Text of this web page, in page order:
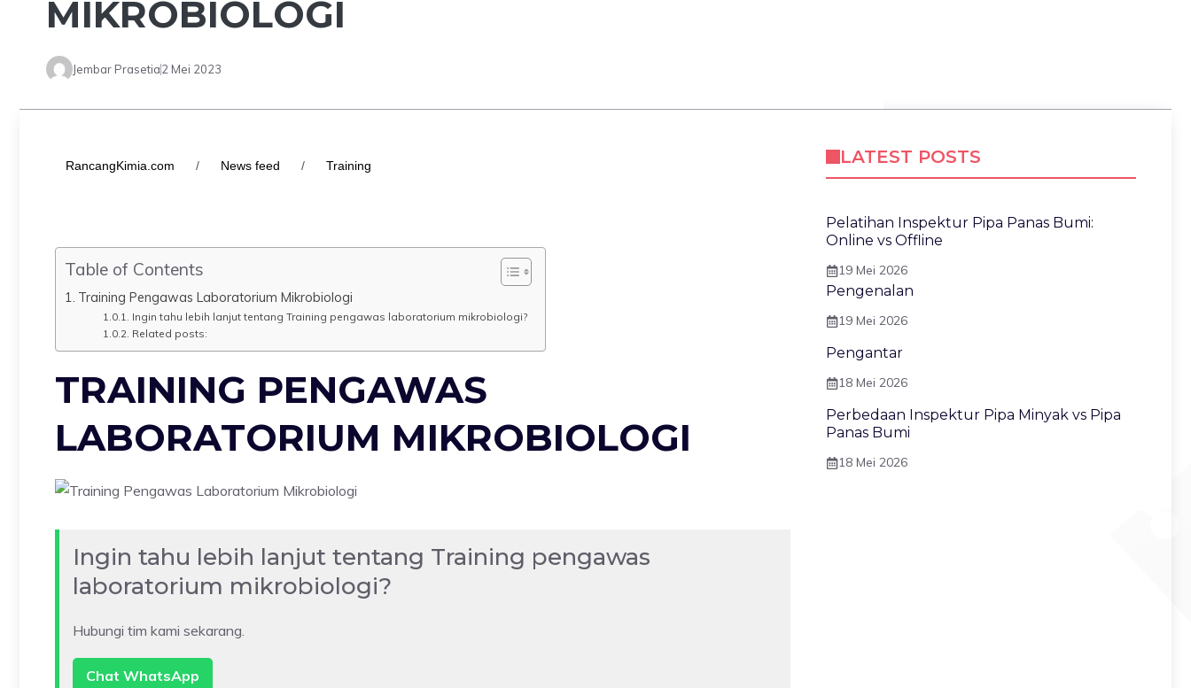
MIKROBIOLOGI
Jembar Prasetia2 Mei 2023
RancangKimia.com / News feed / Training
Table of Contents
Training Pengawas Laboratorium Mikrobiologi
Ingin tahu lebih lanjut tentang Training pengawas laboratorium mikrobiologi?
Related posts:
TRAINING PENGAWAS
LABORATORIUM MIKROBIOLOGI
Ingin tahu lebih lanjut tentang Training pengawas
laboratorium mikrobiologi?
Hubungi tim kami sekarang.
Chat WhatsApp
LATEST POSTS
Pelatihan Inspektur Pipa Panas Bumi:
Online vs Offline
19 Mei 2026
Pengenalan
19 Mei 2026
Pengantar
18 Mei 2026
Perbedaan Inspektur Pipa Minyak vs Pipa
Panas Bumi
18 Mei 2026